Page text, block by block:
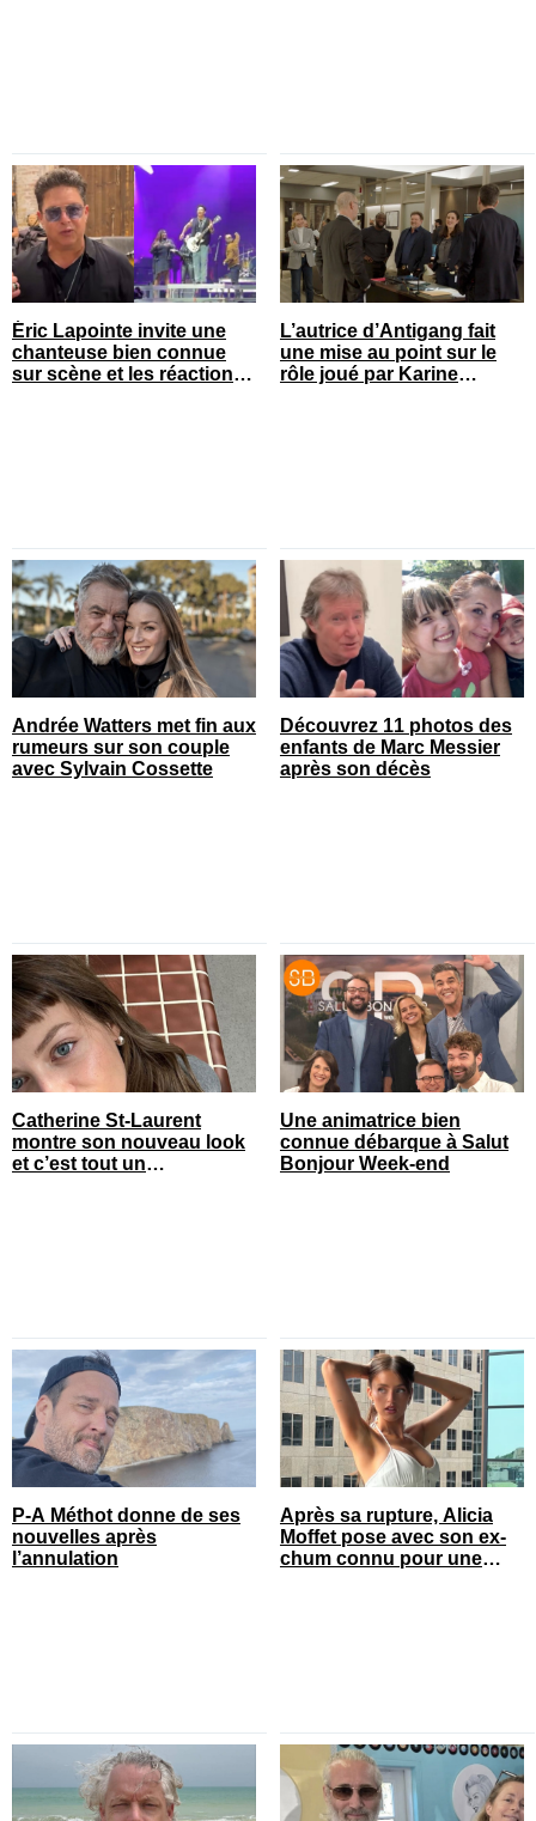
Éric Lapointe invite une
chanteuse bien connue
sur scène et les réactions
L’autrice d’Antigang fait
une mise au point sur le
rôle joué par Karine
Andrée Watters met fin aux
rumeurs sur son couple
avec Sylvain Cossette
Découvrez 11 photos des
enfants de Marc Messier
après son décès
Catherine St-Laurent
montre son nouveau look
et c’est tout un
Une animatrice bien
connue débarque à Salut
Bonjour Week-end
P-A Méthot donne de ses
nouvelles après
l’annulation
Après sa rupture, Alicia
Moffet pose avec son ex-
chum connu pour une